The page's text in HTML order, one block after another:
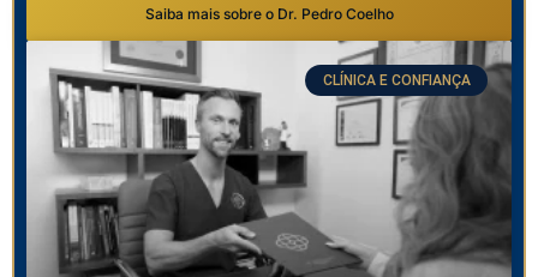
Saiba mais sobre o Dr. Pedro Coelho
CLÍNICA E CONFIANÇA